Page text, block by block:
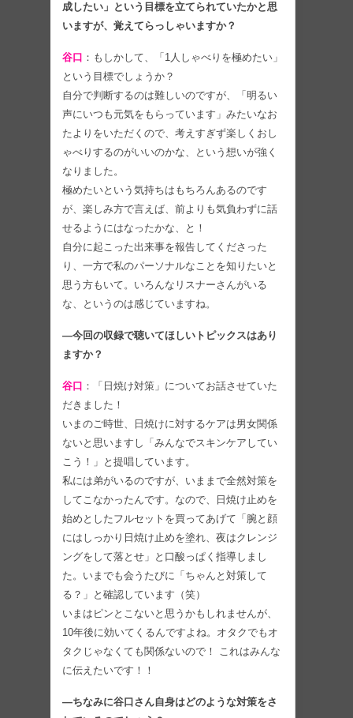
成したい」という目標を立てられていたかと思
いますが、覚えてらっしゃいますか？
谷口 ：もしかして、「1人しゃべりを極めたい」
という目標でしょうか？
自分で判断するのは難しいのですが、「明るい
声にいつも元気をもらっています」みたいなお
たよりをいただくので、考えすぎず楽しくおし
ゃべりするのがいいのかな、という想いが強く
なりました。
極めたいという気持ちはもちろんあるのです
が、楽しみ方で言えば、前よりも気負わずに話
せるようにはなったかな、と！
自分に起こった出来事を報告してくださった
り、一方で私のパーソナルなことを知りたいと
思う方もいて。いろんなリスナーさんがいる
な、というのは感じていますね。
―今回の収録で聴いてほしいトピックスはあり
ますか？
谷口 ：「日焼け対策」についてお話させていた
だきました！
いまのご時世、日焼けに対するケアは男女関係
ないと思いますし「みんなでスキンケアしてい
こう！」と提唱しています。
私には弟がいるのですが、いままで全然対策を
してこなかったんです。なので、日焼け止めを
始めとしたフルセットを買ってあげて「腕と顔
にはしっかり日焼け止めを塗れ、夜はクレンジ
ングをして落とせ」と口酸っぱく指導しまし
た。いまでも会うたびに「ちゃんと対策して
る？」と確認しています（笑）
いまはピンとこないと思うかもしれませんが、
10年後に効いてくるんですよね。オタクでもオ
タクじゃなくても関係ないので！ これはみんな
に伝えたいです！！
―ちなみに谷口さん自身はどのような対策をさ